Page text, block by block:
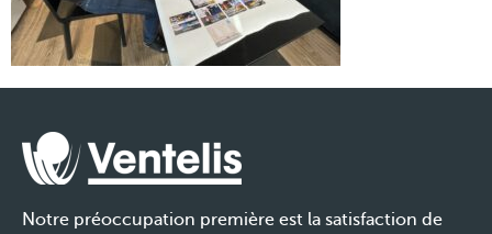
Notre préoccupation première est la satisfaction de